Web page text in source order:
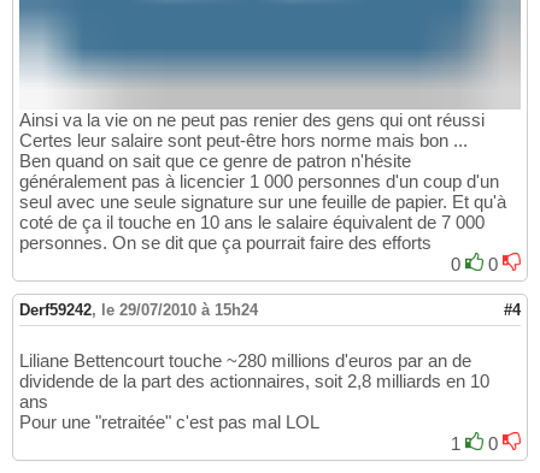
Ainsi va la vie on ne peut pas renier des gens qui ont réussi
Certes leur salaire sont peut-être hors norme mais bon ...
Ben quand on sait que ce genre de patron n'hésite
généralement pas à licencier 1 000 personnes d'un coup d'un
seul avec une seule signature sur une feuille de papier. Et qu'à
coté de ça il touche en 10 ans le salaire équivalent de 7 000
personnes. On se dit que ça pourrait faire des efforts
0
0
Derf59242, le 29/07/2010 à 15h24 #4
Liliane Bettencourt touche ~280 millions d'euros par an de
dividende de la part des actionnaires, soit 2,8 milliards en 10
ans
Pour une "retraitée" c'est pas mal LOL
1
0